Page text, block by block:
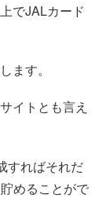
でJALカード
ます。
イトとも言え
すればそれだ
めることがで